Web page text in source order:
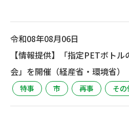
令和08年08月06日
【情報提供】「指定PETボト
会」を開催（経産省・環境省）
特事 市 再事 そ